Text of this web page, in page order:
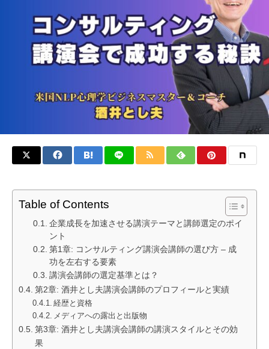
Table of Contents
企業成長を加速させる講演テーマと講師選定のポイ
ント
第1章: コンサルティング講演会講師の選び方 – 成
功を左右する要素
講演会講師の選定基準とは？
第2章: 酒井とし夫講演会講師のプロフィールと実績
経歴と資格
メディアへの露出と出版物
第3章: 酒井とし夫講演会講師の講演スタイルとその効
果